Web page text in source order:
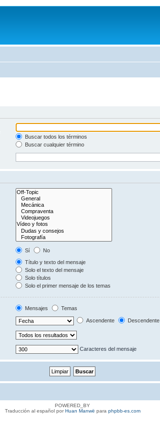
Buscar todos los términos
Buscar cualquier término
Sí
No
Título y texto del mensaje
Solo el texto del mensaje
Solo títulos
Solo el primer mensaje de los temas
Mensajes
Temas
Ascendente Descendente
Caracteres del mensaje
POWERED_BY
Traducción al español porHuan Manwë para phpbb-es.com